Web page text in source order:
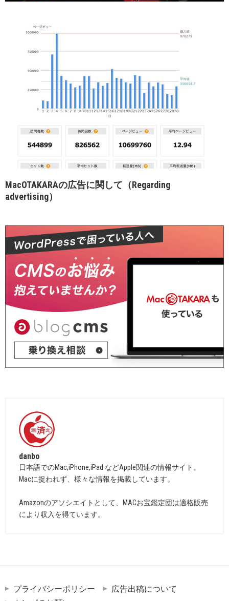
MacOTAKARAの広告に関して（Regarding
advertising）
danbo
日本語でのMac,iPhone,iPad などApple関連の情報サイト。
Macに捉われず、様々な情報を掲載しています。
Amazonのアソシエイトとして、MACお宝鑑定団は適格販売
により収入を得ています。
プライバシーポリシー
広告出稿について